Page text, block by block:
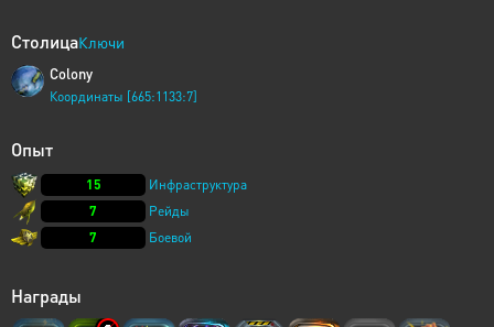
СтолицаКлючи
Colony
Координаты [665:1133:7]
Опыт
15
Инфраструктура
7
Рейды
7
Боевой
Награды